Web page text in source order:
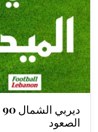
الصعود